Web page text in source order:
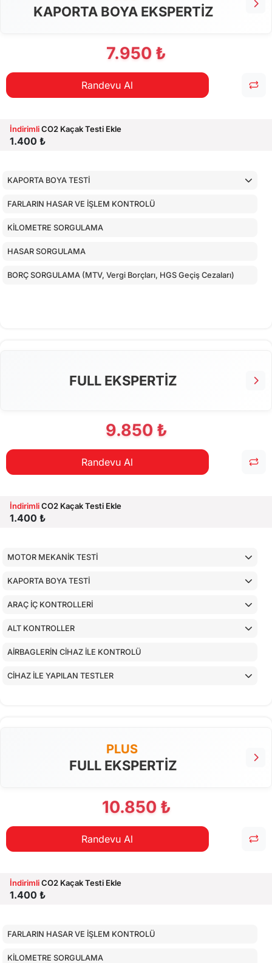
KAPORTA BOYA EKSPERTİZ
7.950 ₺
Randevu Al
İndirimliCO2 Kaçak Testi Ekle
1.400 ₺
KAPORTA BOYA TESTİ
FARLARIN HASAR VE İŞLEM KONTROLÜ
KİLOMETRE SORGULAMA
HASAR SORGULAMA
BORÇ SORGULAMA (MTV, Vergi Borçları, HGS Geçiş Cezaları)
FULL EKSPERTİZ
9.850 ₺
Randevu Al
İndirimliCO2 Kaçak Testi Ekle
1.400 ₺
MOTOR MEKANİK TESTİ
KAPORTA BOYA TESTİ
ARAÇ İÇ KONTROLLERİ
ALT KONTROLLER
AİRBAGLERİN CİHAZ İLE KONTROLÜ
CİHAZ İLE YAPILAN TESTLER
PLUS
FULL EKSPERTİZ
10.850 ₺
Randevu Al
İndirimliCO2 Kaçak Testi Ekle
1.400 ₺
FARLARIN HASAR VE İŞLEM KONTROLÜ
KİLOMETRE SORGULAMA